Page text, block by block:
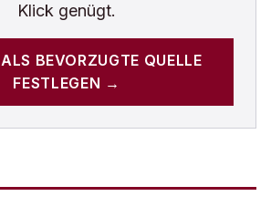
Klick genügt.
ALS BEVORZUGTE QUELLE
FESTLEGEN →